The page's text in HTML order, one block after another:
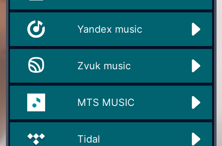
Yandex music
Zvuk music
MTS MUSIC
Tidal